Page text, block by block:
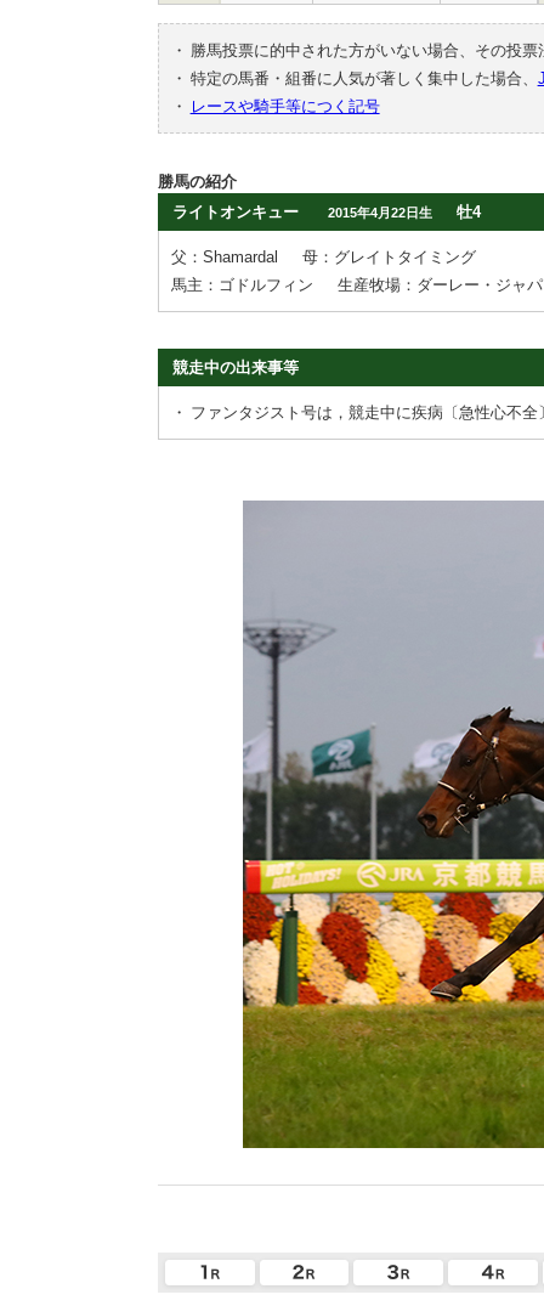
・
勝馬投票に的中された方がいない場合、その投
・ 特定の馬番・組番に人気が著しく集中した場合、
・
レースや騎手等につく記号
勝馬の紹介
ライトオンキュー
2015年4月22日生 牡4
父：Shamardal
母：グレイトタイミング
馬主：ゴドルフィン
生産牧場：ダーレー・ジャ
競走中の出来事等
・ ファンタジスト号は，競走中に疾病〔急性心不